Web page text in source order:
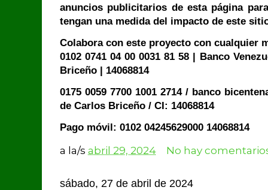
anuncios publicitarios de esta página
tengan una medida del impacto de este
Colabora con este proyecto con cualquier
0102 0741 04 00 0031 81 58 | Banco
Briceño | 14068814
0175 0059 7700 1001 2714 / banco
de Carlos Briceño / CI: 14068814
Pago móvil: 0102 04245629000 14068814
a la/s abril 29, 2024 No hay
sábado, 27 de abril de 2024